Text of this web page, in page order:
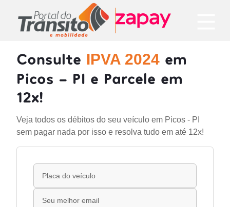
Consulte IPVA 2024 em
Picos - PI e Parcele em
12x!
Veja todos os débitos do seu veículo em Picos - PI
sem pagar nada por isso e resolva tudo em até 12x!